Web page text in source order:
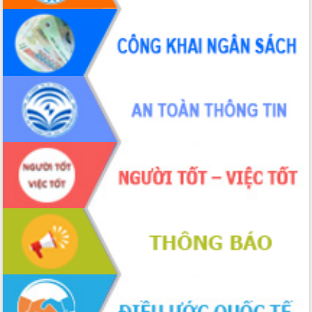
UBND tỉnh họp báo định kỳ tháng 4
năm 2026
Hội thảo khoa học “Giải pháp thúc đẩy
phát triển nền kinh tế xanh tại tỉnh
Đắk Lắk”
Tăng cường giám sát, đôn đốc thực
hiện nhiệm vụ quản lý tài sản công
hàng tuần
Tháo gỡ những vướng mắc, đẩy mạnh
công tác cải cách thủ tục hành chính
tại Trung tâm Phục vụ hành chính
công tỉnh
Đắk Lắk: Tôn vinh 46 giải pháp tại Hội
thi Sáng tạo Kỹ thuật 2024 - 2025
Đắk Lắk rà soát, điều chỉnh Đề án 190
về phát triển nuôi trồng thủy sản
Phó Chủ tịch UBND tỉnh Đắk Lắk
Trương Công Thái kiểm tra thực địa
Dự án cao tốc Khánh Hòa - Buôn Ma
Thuột